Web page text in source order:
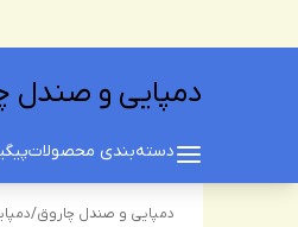
دمپایی و صندل
دسته‌بندی محصولات
دمپایی و صندل چاروق/